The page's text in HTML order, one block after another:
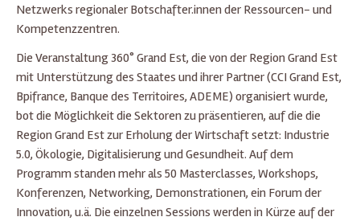
Netzwerks regionaler Botschafter.innen der Ressourcen- und
Kompetenzzentren.
Die Veranstaltung 360° Grand Est, die von der Region Grand Est
mit Unterstützung des Staates und ihrer Partner (CCI Grand Est,
Bpifrance, Banque des Territoires, ADEME) organisiert wurde,
bot die Möglichkeit die Sektoren zu präsentieren, auf die die
Region Grand Est zur Erholung der Wirtschaft setzt: Industrie
5.0, Ökologie, Digitalisierung und Gesundheit. Auf dem
Programm standen mehr als 50 Masterclasses, Workshops,
Konferenzen, Networking, Demonstrationen, ein Forum der
Innovation, u.ä. Die einzelnen Sessions werden in Kürze auf der